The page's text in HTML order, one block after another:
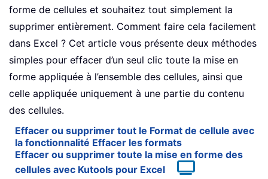
forme de cellules et souhaitez tout simplement la
supprimer entièrement. Comment faire cela facilement
dans Excel ? Cet article vous présente deux méthodes
simples pour effacer d’un seul clic toute la mise en
forme appliquée à l’ensemble des cellules, ainsi que
celle appliquée uniquement à une partie du contenu
des cellules.
Effacer ou supprimer tout le Format de cellule avec
la fonctionnalité Effacer les formats
Effacer ou supprimer toute la mise en forme des
cellules avec Kutools pour Excel